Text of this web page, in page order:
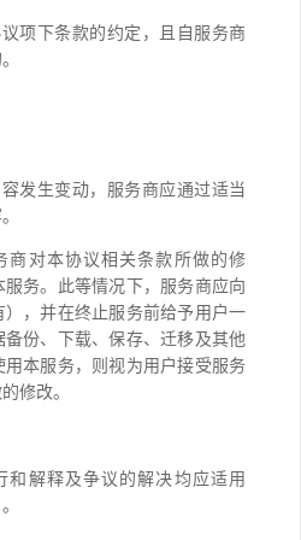
项下条款的约定，且自服务商
发生变动，服务商应通过适当
商对本协议相关条款所做的修
务。此等情况下，服务商应向
，并在终止服务前给予用户一
份、下载、保存、迁移及其他
本服务，则视为用户接受服务
修改。
和解释及争议的解决均应适用